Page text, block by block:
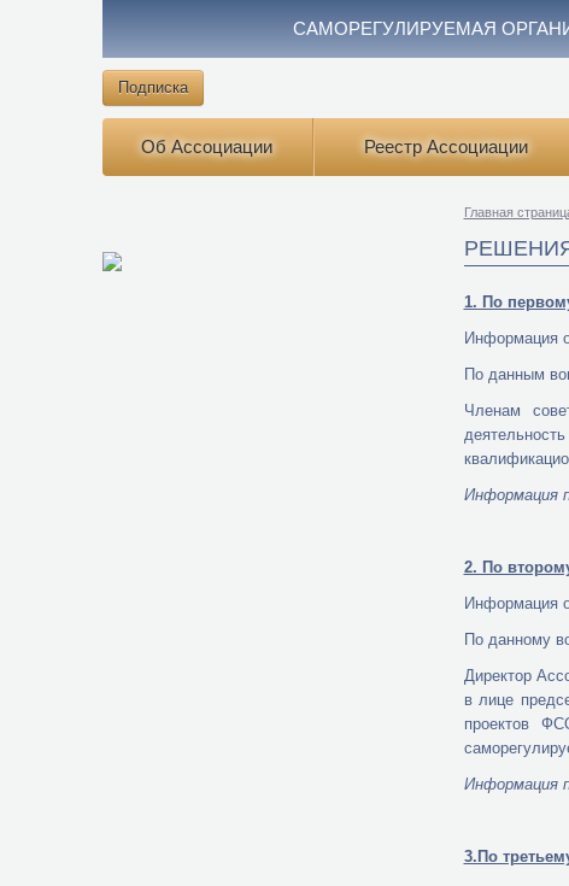
САМОРЕГУЛИРУЕМАЯ
Подписка
Об Ассоциации Реестр Ассоциации
Главная
1. По
Информация
По данным
Членам
Информация
2. По
Информация
По данному
Директор
в лице
проектов
Информация
3.По